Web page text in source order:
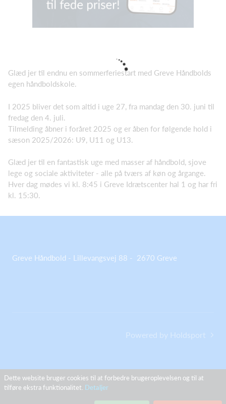
Glæd jer til endnu en sommerferiestart med Greve Håndbolds
egen håndboldskole.
I 2025 bliver det som altid i uge 27, fra mandag den 30. juni til
fredag den 4. juli.
Tilmelding åbner i foråret 2025 og er åben for følgende hold i
sæson 2025/2026: U9, U11 og U13.
Glæd jer til en fantastisk uge med masser af håndbold, sjove
lege og sociale aktiviteter - alle på tværs af køn og årgange.
Hver dag mødes vi kl. 8:45 i Greve Idrætscenter hal 1 og har fri
kl. 15:30.
Greve Håndbold - Lillevangsvej 88 - 2670 Greve
Powered by Holdsport
Dette website bruger cookies til at forbedre brugeroplevelsen og til at
tilføre ekstra funktionalitet. Detaljer